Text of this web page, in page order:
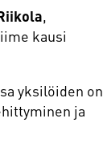
,
kausi
yksilöiden on
ja